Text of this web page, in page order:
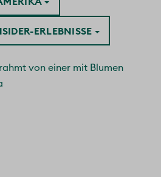
ERLEBNISSE